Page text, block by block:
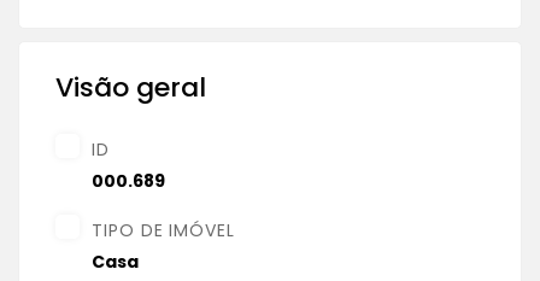
Visão geral
ID
000.689
TIPO DE IMÓVEL
Casa